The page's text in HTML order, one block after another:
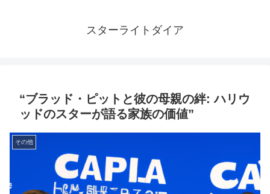
スターライトダイア
“ブラッド・ピットと彼の母親の絆: ハリウ
ッドのスターが語る家族の価値”
その他